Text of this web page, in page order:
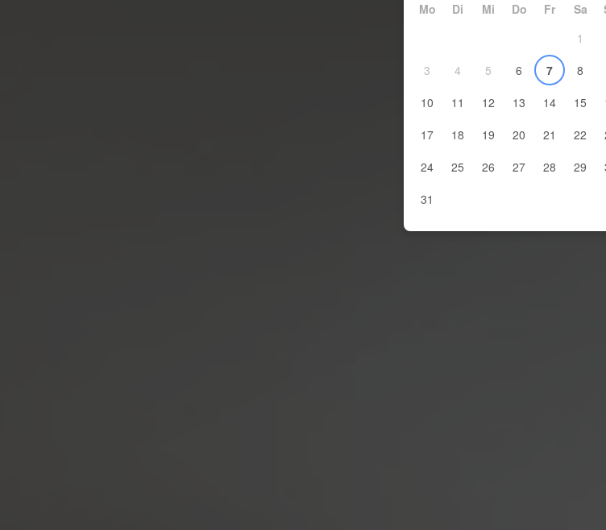
Mo Di Mi Do Fr Sa
1
3
4 5 6 7 8
10
11 12 13 14 15
17
18 19 20 21 22
24
25 26 27 28 29
31